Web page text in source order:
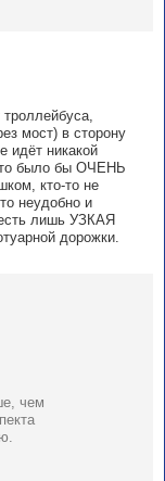
мост) в сторону
идёт никакой
было бы ОЧЕНЬ
кто-то не
неудобно и
лишь УЗКАЯ
дорожки.
чем